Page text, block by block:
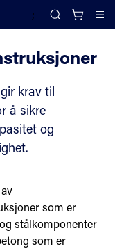
;
Search
krav til
å sikre
og
som er
stålkomponenter
som er